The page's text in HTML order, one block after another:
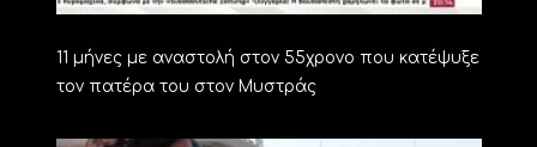
11 μήνες με αναστολή στον 55χρονο που κατέψυξε
τον πατέρα του στον Μυστράς